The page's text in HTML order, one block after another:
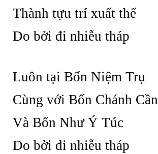
Thành tựu trí xuất thế
Do bởi đi nhiễu tháp
Luôn tại Bốn Niệm Trụ
Cùng với Bốn Chánh Cần
Và Bốn Như Ý Túc
Do bởi đi nhiễu tháp